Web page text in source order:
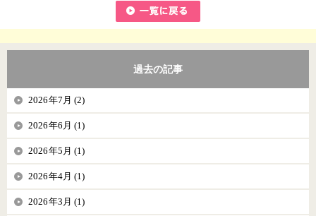
過去の記事
2026年7月 (2)
2026年6月 (1)
2026年5月 (1)
2026年4月 (1)
2026年3月 (1)